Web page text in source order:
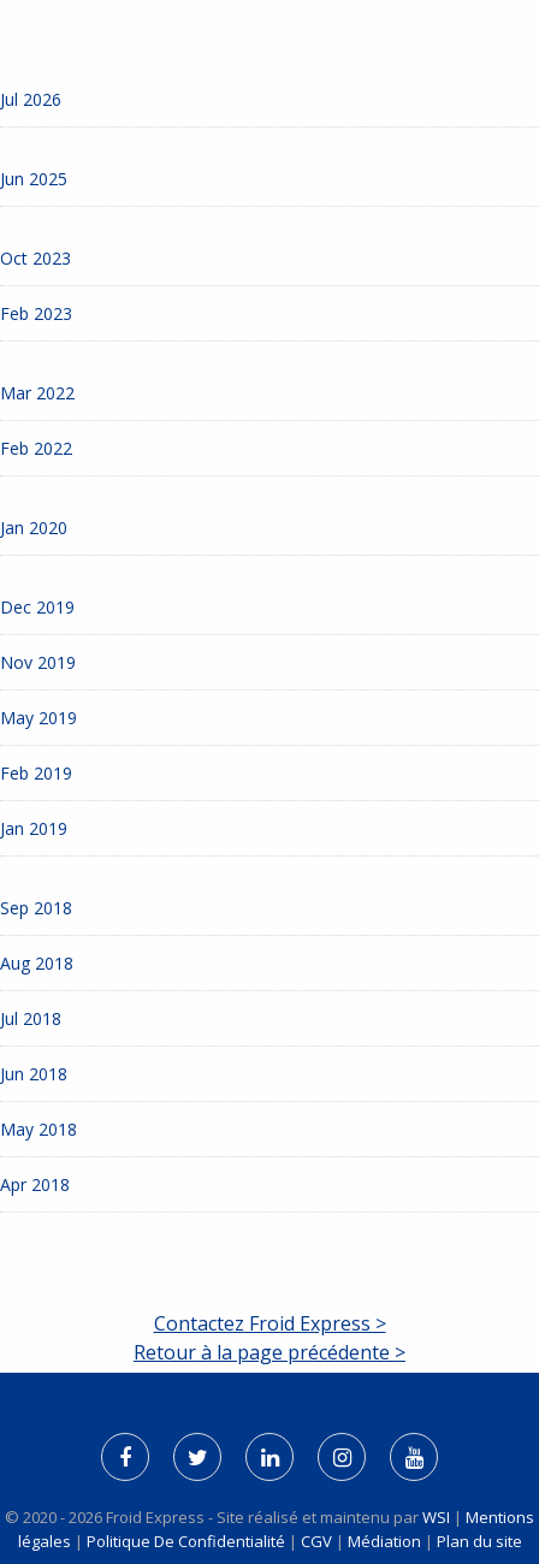
Jul 2026
Jun 2025
Oct 2023
Feb 2023
Mar 2022
Feb 2022
Jan 2020
Dec 2019
Nov 2019
May 2019
Feb 2019
Jan 2019
Sep 2018
Aug 2018
Jul 2018
Jun 2018
May 2018
Apr 2018
Contactez Froid Express >
Retour à la page précédente >
© 2020 - 2026 Froid Express - Site réalisé et maintenu parWSI | Mentions
légales | Politique De Confidentialité | CGV| Médiation | Plan du site